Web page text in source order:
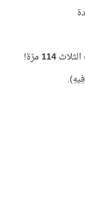
114مرّة!